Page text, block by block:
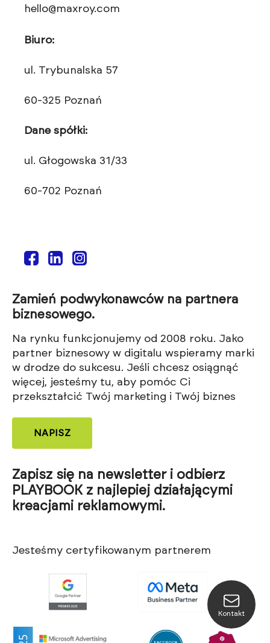
hello@maxroy.com
Biuro:
ul. Trybunalska 57
60-325 Poznań
Dane spółki:
ul. Głogowska 31/33
60-702 Poznań
Zamień podwykonawców na partnera
biznesowego.
Na rynku funkcjonujemy od 2008 roku. Jako
partner biznesowy w digitalu wspieramy marki
w drodze do sukcesu. Jeśli chcesz osiągnąć
więcej, jesteśmy tu, aby pomóc Ci
przekształcić Twój marketing i Twój biznes
NAPISZ
Zapisz się na newsletter i odbierz
PLAYBOOK z najlepiej działającymi
kreacjami reklamowymi.
Jesteśmy certyfikowanym partnerem
Kontakt